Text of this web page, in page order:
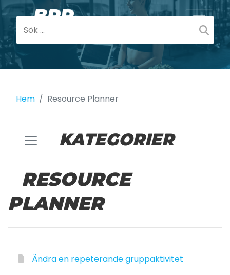
Hem Resource Planner
KATEGORIER
RESOURCE
PLANNER
Ändra en repeterande gruppaktivitet